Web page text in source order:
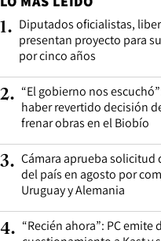
1. Diputados oficialistas,
presentan proyecto para
por cinco años
2. “El gobierno nos
haber revertido decisión
frenar obras en el Biobío
3. Cámara aprueba solicitud
del país en agosto por
Uruguay y Alemania
4. “Recién ahora”: PC